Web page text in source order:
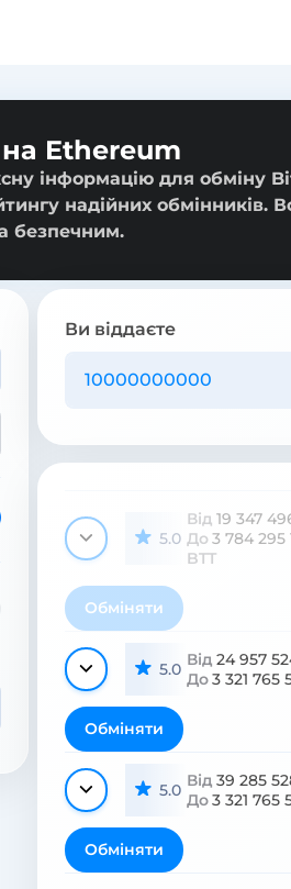
Ethereum
інформацію для обміну
надійних обмінників.
безпечним.
Ви віддаєте
5.0
Від 19 347
До 3 784 295
BTT
Обміняти
5.0 Від 24 957
До3 321 765
Обміняти
5.0 Від 39 285
До3 321 765
Обміняти